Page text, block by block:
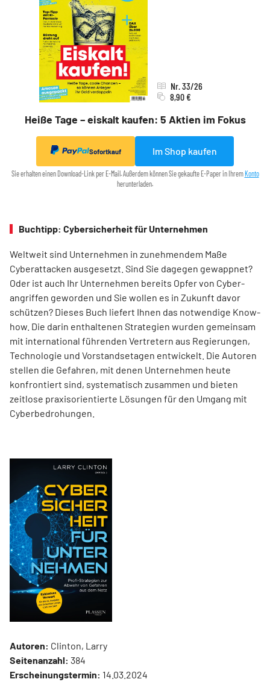
Heiße Tage – eiskalt kaufen: 5 Aktien im Fokus
Nr. 33/26
8,90 €
Sofortkauf Im Shop kaufen
Sie erhalten einen Download-Link per E-Mail. Außerdem können Sie gekaufte E-Paper in Ihrem Konto
herunterladen.
Buchtipp: Cybersicherheit für Unternehmen
Weltweit sind Unternehmen in zunehmendem Maße
Cyberattacken ausgesetzt. Sind Sie dagegen gewappnet?
Oder ist auch Ihr Unternehmen bereits Opfer von Cyber-
angriffen geworden und Sie wollen es in Zukunft davor
schützen? Dieses Buch liefert Ihnen das notwendige Know-
how. Die darin enthaltenen Strategien wurden gemeinsam
mit international führenden Vertretern aus Regierungen,
Technologie und Vorstandsetagen entwickelt. Die Autoren
stellen die Gefahren, mit denen Unternehmen heute
konfrontiert sind, systematisch zusammen und bieten
zeitlose praxisorientierte Lösungen für den Umgang mit
Cyberbedrohungen.
Autoren: Clinton, Larry
Seitenanzahl: 384
Erscheinungstermin: 14.03.2024